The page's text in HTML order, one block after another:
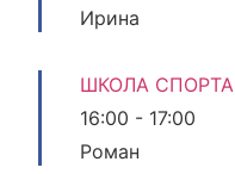
Ирина
ШКОЛА СПОРТА
16:00 - 17:00
Роман